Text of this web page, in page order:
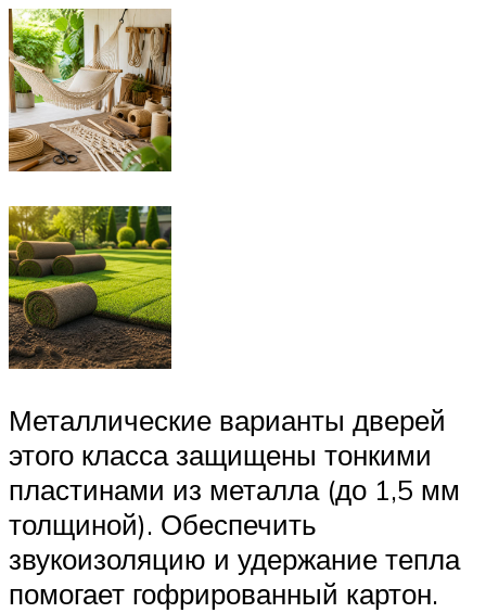
Металлические варианты дверей
этого класса защищены тонкими
пластинами из металла (до 1,5 мм
толщиной). Обеспечить
звукоизоляцию и удержание тепла
помогает гофрированный картон.